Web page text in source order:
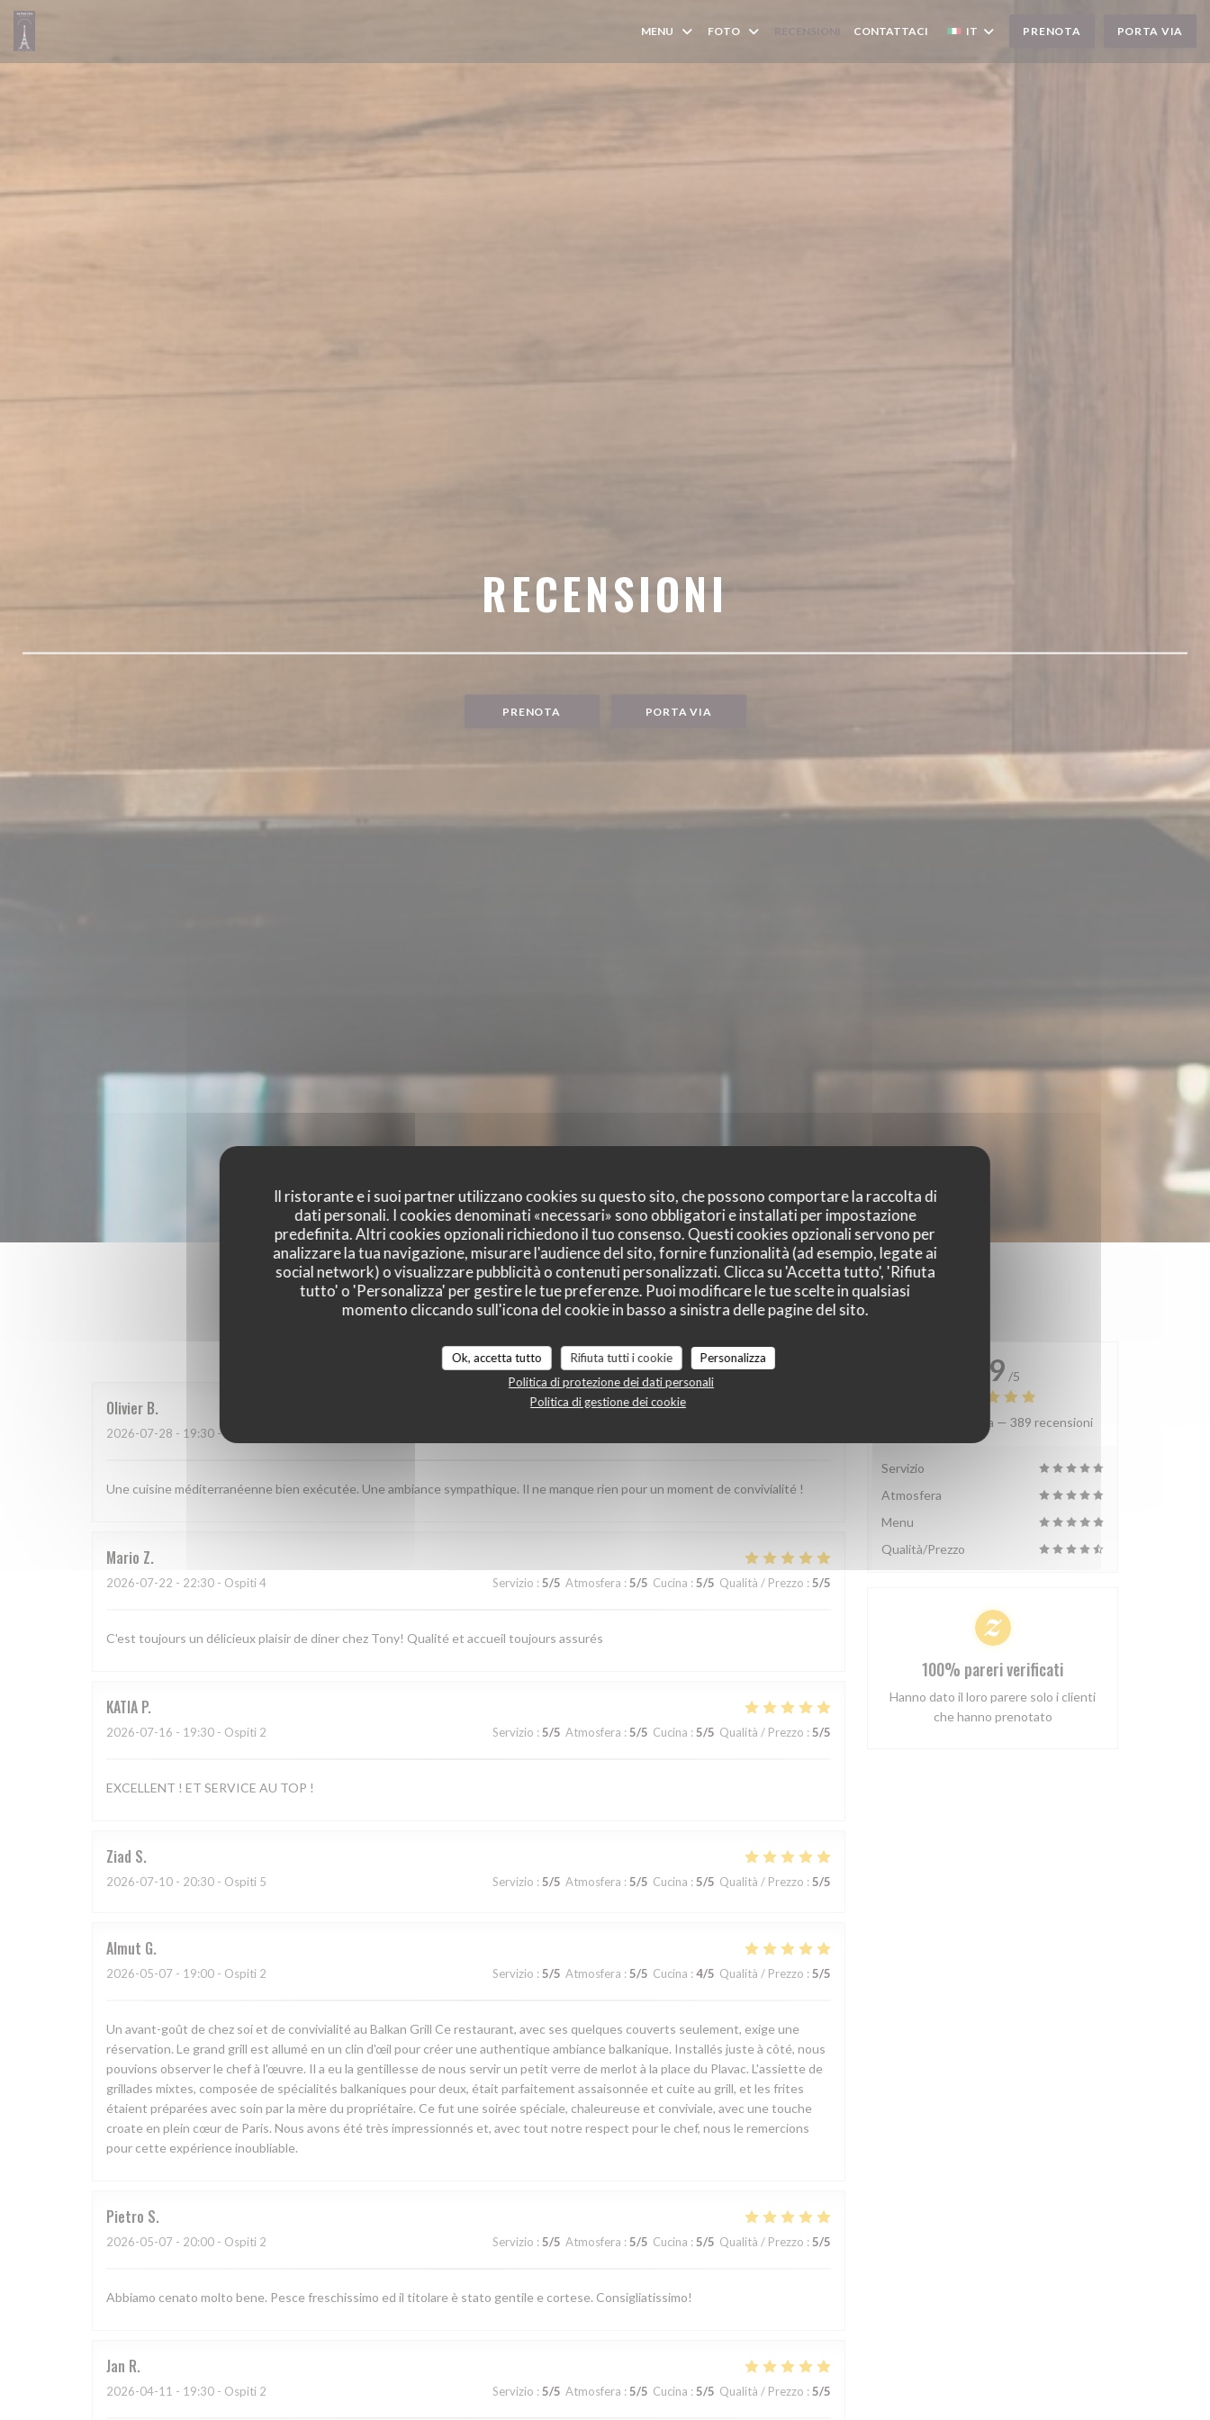
Personalizzazione delle tue scelte sui cookie
Il ristorante e i suoi partner utilizzano cookies su questo sito, che possono comportare la raccolta di
dati personali. I cookies denominati «necessari» sono obbligatori e installati per impostazione
predefinita. Altri cookies opzionali richiedono il tuo consenso. Questi cookies opzionali servono per
analizzare la tua navigazione, misurare l'audience del sito, fornire funzionalità (ad esempio, legate ai
social network) o visualizzare pubblicità o contenuti personalizzati. Clicca su 'Accetta tutto', 'Rifiuta
tutto' o 'Personalizza' per gestire le tue preferenze. Puoi modificare le tue scelte in qualsiasi
momento cliccando sull'icona del cookie in basso a sinistra delle pagine del sito.
Ok, accetta tutto Rifiuta tutti i cookie
Personalizza
Politica di protezione dei dati personali
Politica di gestione dei cookie
MENU FOTO RECENSIONI CONTATTACI IT PRENOTA PORTA VIA
RECENSIONI
PRENOTA PORTA VIA
I pareri dei nostri clienti
Olivier B
2026-07-28 - 19:30 - Ospiti 2
Une cuisine méditerranéenne bien exécutée. Une ambiance sympathique. Il ne manque rien pour un moment de convivialité !
Mario Z
2026-07-22 - 22:30 - Ospiti 4 Servizio : 5/5 Atmosfera : 5/5 Cucina : 5/5 Qualità / Prezzo : 5/5
C'est toujours un délicieux plaisir de diner chez Tony! Qualité et accueil toujours assurés
KATIA P
2026-07-16 - 19:30 - Ospiti 2 Servizio : 5/5 Atmosfera : 5/5 Cucina : 5/5 Qualità / Prezzo : 5/5
EXCELLENT ! ET SERVICE AU TOP !
Ziad S
2026-07-10 - 20:30 - Ospiti 5 Servizio : 5/5 Atmosfera : 5/5 Cucina : 5/5 Qualità / Prezzo : 5/5
Almut G
2026-05-07 - 19:00 - Ospiti 2 Servizio : 5/5 Atmosfera : 5/5 Cucina : 4/5 Qualità / Prezzo : 5/5
Un avant-goût de chez soi et de convivialité au Balkan Grill Ce restaurant, avec ses quelques couverts seulement, exige une
réservation. Le grand grill est allumé en un clin d'œil pour créer une authentique ambiance balkanique. Installés juste à côté, nous
pouvions observer le chef à l'œuvre. Il a eu la gentillesse de nous servir un petit verre de merlot à la place du Plavac. L'assiette de
grillades mixtes, composée de spécialités balkaniques pour deux, était parfaitement assaisonnée et cuite au grill, et les frites
étaient préparées avec soin par la mère du propriétaire. Ce fut une soirée spéciale, chaleureuse et conviviale, avec une touche
croate en plein cœur de Paris. Nous avons été très impressionnés et, avec tout notre respect pour le chef, nous le remercions
pour cette expérience inoubliable.
Pietro S
2026-05-07 - 20:00 - Ospiti 2 Servizio : 5/5 Atmosfera : 5/5 Cucina : 5/5 Qualità / Prezzo : 5/5
Abbiamo cenato molto bene. Pesce freschissimo ed il titolare è stato gentile e cortese. Consigliatissimo!
Jan R
2026-04-11 - 19:30 - Ospiti 2 Servizio : 5/5 Atmosfera : 5/5 Cucina : 5/5 Qualità / Prezzo : 5/5
4.9 /5
Valutazione media — 389 recensioni
Servizio
Atmosfera
Menu
Qualità/Prezzo
100% pareri verificati
Hanno dato il loro parere solo i clienti
che hanno prenotato